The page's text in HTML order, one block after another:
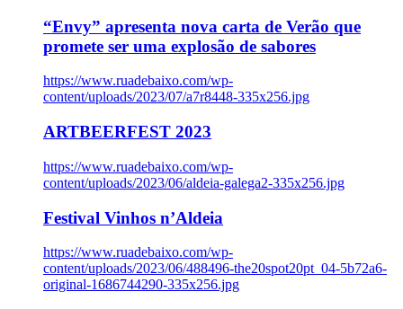
“Envy” apresenta nova carta de Verão que
promete ser uma explosão de sabores
https://www.ruadebaixo.com/wp-
content/uploads/2023/07/a7r8448-335x256.jpg
ARTBEERFEST 2023
https://www.ruadebaixo.com/wp-
content/uploads/2023/06/aldeia-galega2-335x256.jpg
Festival Vinhos n’Aldeia
https://www.ruadebaixo.com/wp-
content/uploads/2023/06/488496-the20spot20pt_04-5b72a6-
original-1686744290-335x256.jpg